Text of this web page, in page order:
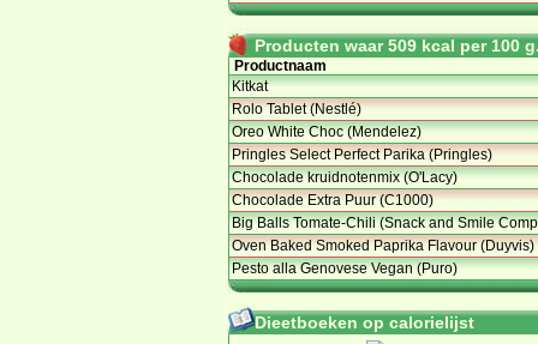
Producten waar 509 kcal per 100
Productnaam
Kitkat
Rolo Tablet (Nestlé)
Oreo White Choc (Mendelez)
Pringles Select Perfect Parika (Pringles)
Chocolade kruidnotenmix (O'Lacy)
Chocolade Extra Puur (C1000)
Big Balls Tomate-Chili (Snack and Smile
Oven Baked Smoked Paprika Flavour (Duyvis)
Pesto alla Genovese Vegan (Puro)
Dieetboeken op calorielijst